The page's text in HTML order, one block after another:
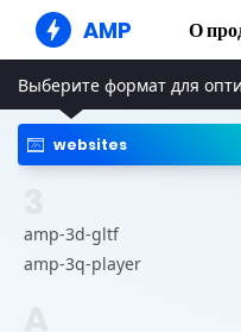
AMP О
Выберите формат для
websites
amp-3d-gltf
amp-3q-player